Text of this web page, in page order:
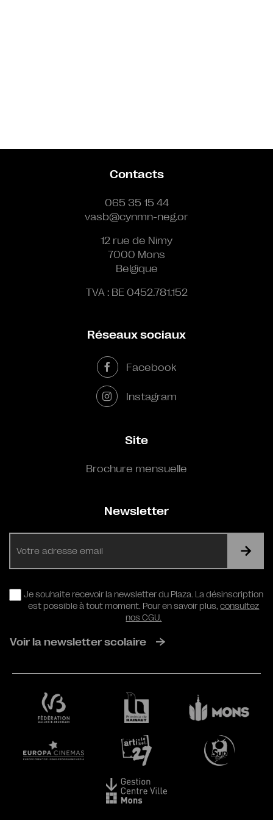
Contacts
065 35 15 44
vasb@cynmn-neg.or
12 rue de Nimy
7000 Mons
Belgique
TVA : BE 0452.781.152
Réseaux sociaux
Facebook
Instagram
Site
Brochure mensuelle
Newsletter
RGPD
Je souhaite recevoir la newsletter du Plaza. La désinscription
est possible à tout moment. Pour en savoir plus,consultez
nos CGU.
Voir la newsletter scolaire